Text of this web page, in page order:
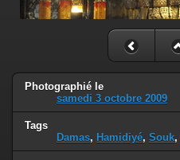
Photographié le
samedi 3 octobre 2009
Tags
Damas, Hamidiyé, Souk,